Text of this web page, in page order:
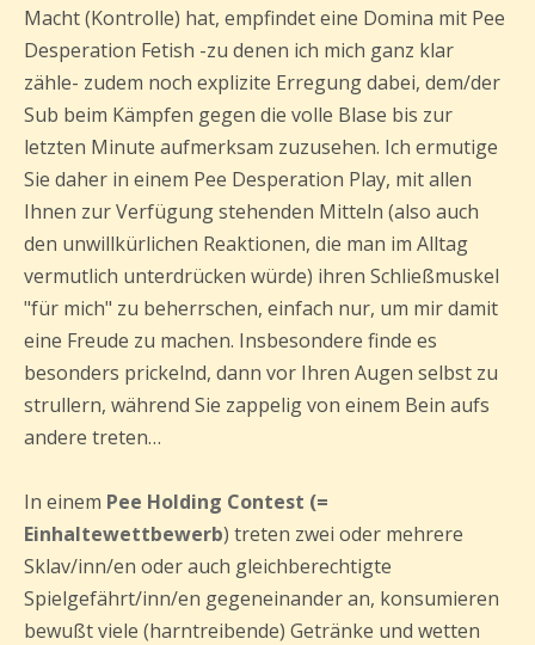
Macht (Kontrolle) hat, empfindet eine Domina mit Pee
Desperation Fetish -zu denen ich mich ganz klar
zähle- zudem noch explizite Erregung dabei, dem/der
Sub beim Kämpfen gegen die volle Blase bis zur
letzten Minute aufmerksam zuzusehen. Ich ermutige
Sie daher in einem Pee Desperation Play, mit allen
Ihnen zur Verfügung stehenden Mitteln (also auch
den unwillkürlichen Reaktionen, die man im Alltag
vermutlich unterdrücken würde) ihren Schließmuskel
"für mich" zu beherrschen, einfach nur, um mir damit
eine Freude zu machen. Insbesondere finde es
besonders prickelnd, dann vor Ihren Augen selbst zu
strullern, während Sie zappelig von einem Bein aufs
andere treten…
In einem Pee Holding Contest (=
Einhaltewettbewerb) treten zwei oder mehrere
Sklav/inn/en oder auch gleichberechtigte
Spielgefährt/inn/en gegeneinander an, konsumieren
bewußt viele (harntreibende) Getränke und wetten